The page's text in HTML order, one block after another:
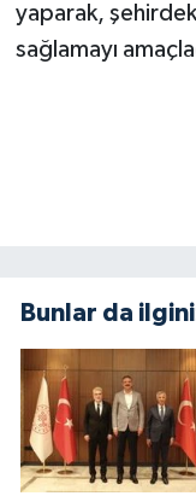
yaparak,
sağlamayı
Bunlar da
Politika
SEÇİM 2015
ÇEVRE
BİLİM VE